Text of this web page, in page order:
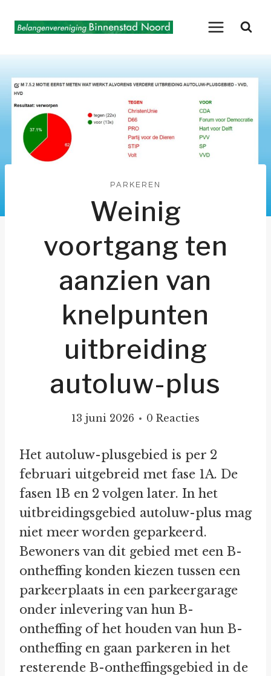
naar
PARKEREN
Weinig
voortgang ten
aanzien van
knelpunten
uitbreiding
autoluw-plus
13 juni 2026 0 Reacties
Het autoluw-plusgebied is per 2
februari uitgebreid met fase 1A. De
fasen 1B en 2 volgen later. In het
uitbreidingsgebied autoluw-plus mag
niet meer worden geparkeerd.
Bewoners van dit gebied met een B-
ontheffing konden kiezen tussen een
parkeerplaats in een parkeergarage
onder inlevering van hun B-
ontheffing of het houden van hun B-
ontheffing en gaan parkeren in het
resterende B-ontheffingsgebied in de